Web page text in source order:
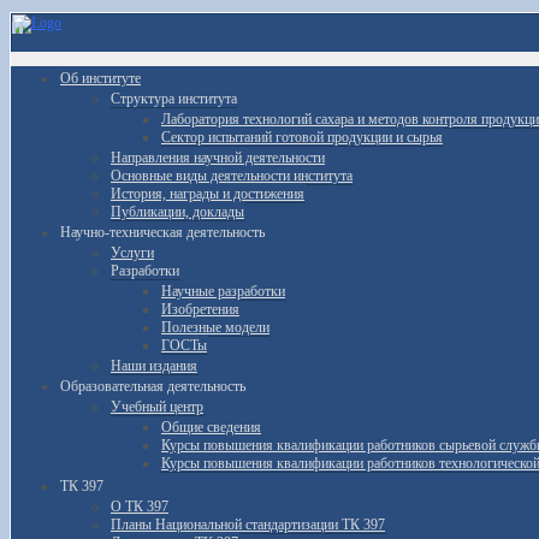
Об институте
Структура института
Лаборатория технологий сахара и методов контроля
Сектор испытаний готовой продукции и сырья
Направления научной деятельности
Основные виды деятельности института
История, награды и достижения
Публикации, доклады
Научно-техническая деятельность
Услуги
Разработки
Научные разработки
Изобретения
Полезные модели
ГОСТы
Наши издания
Образовательная деятельность
Учебный центр
Общие сведения
Курсы повышения квалификации работников сырьевой
Курсы повышения квалификации работников
ТК 397
О ТК 397
Планы Национальной стандартизации ТК 397